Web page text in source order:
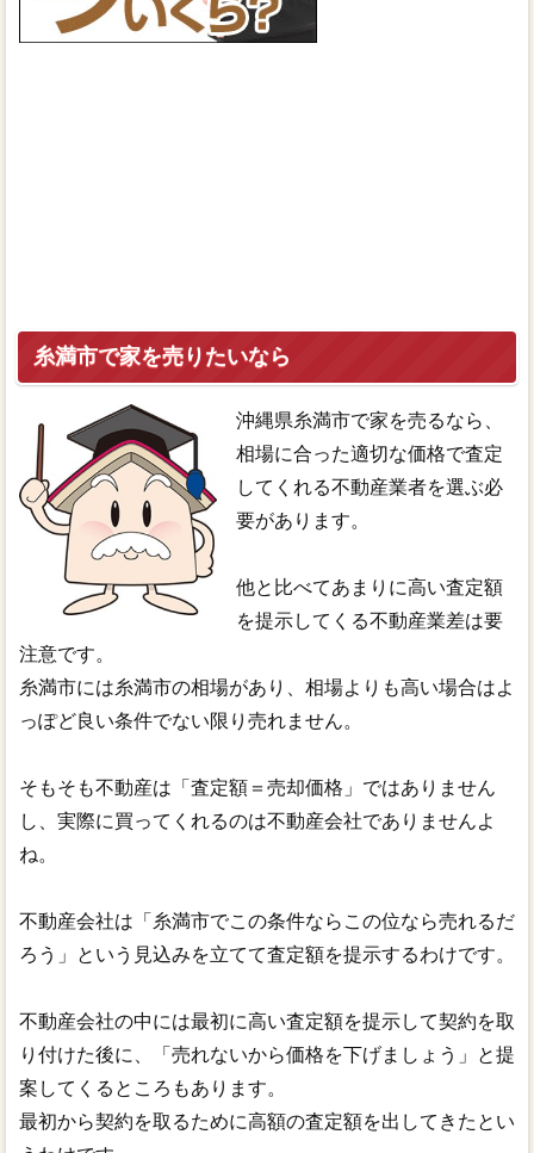
糸満市で家を売りたいなら
沖縄県糸満市で家を売るなら、
相場に合った適切な価格で査定
してくれる不動産業者を選ぶ必
要があります。
他と比べてあまりに高い査定額
を提示してくる不動産業差は要
注意です。
糸満市には糸満市の相場があり、相場よりも高い場合はよ
っぽど良い条件でない限り売れません。
そもそも不動産は「査定額＝売却価格」ではありません
し、実際に買ってくれるのは不動産会社でありませんよ
ね。
不動産会社は「糸満市でこの条件ならこの位なら売れるだ
ろう」という見込みを立てて査定額を提示するわけです。
不動産会社の中には最初に高い査定額を提示して契約を取
り付けた後に、「売れないから価格を下げましょう」と提
案してくるところもあります。
最初から契約を取るために高額の査定額を出してきたとい